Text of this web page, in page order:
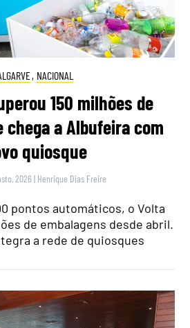
, NACIONAL
150 milhões de
chega a Albufeira com
quiosque
2026 | Henrique Dias Freire
pontos automáticos, o Volta
de embalagens desde abril.
a rede de quiosques